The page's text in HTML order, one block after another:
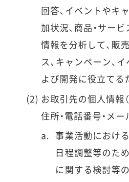
回答、イベントやキ
加状況、商品・サー
情報を分析して、販
ス、キャンペーン、
よび開発に役立てる
お取引先の個人情報（
住所・電話番号・メー
事業活動におけ
日程調整等のた
に関する検討等